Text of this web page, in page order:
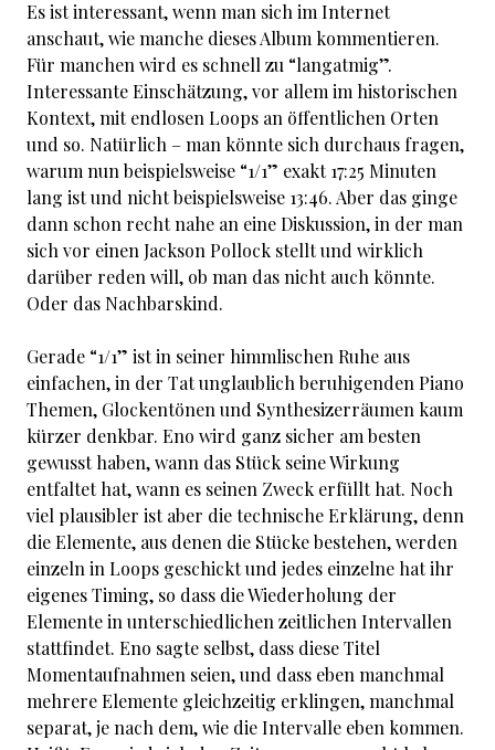
Es ist interessant, wenn man sich im Internet
anschaut, wie manche dieses Album kommentieren.
Für manchen wird es schnell zu “langatmig”.
Interessante Einschätzung, vor allem im historischen
Kontext, mit endlosen Loops an öffentlichen Orten
und so. Natürlich – man könnte sich durchaus fragen,
warum nun beispielsweise “1/1” exakt 17:25 Minuten
lang ist und nicht beispielsweise 13:46. Aber das ginge
dann schon recht nahe an eine Diskussion, in der man
sich vor einen Jackson Pollock stellt und wirklich
darüber reden will, ob man das nicht auch könnte.
Oder das Nachbarskind.
Gerade “1/1” ist in seiner himmlischen Ruhe aus
einfachen, in der Tat unglaublich beruhigenden Piano
Themen, Glockentönen und Synthesizerräumen kaum
kürzer denkbar. Eno wird ganz sicher am besten
gewusst haben, wann das Stück seine Wirkung
entfaltet hat, wann es seinen Zweck erfüllt hat. Noch
viel plausibler ist aber die technische Erklärung, denn
die Elemente, aus denen die Stücke bestehen, werden
einzeln in Loops geschickt und jedes einzelne hat ihr
eigenes Timing, so dass die Wiederholung der
Elemente in unterschiedlichen zeitlichen Intervallen
stattfindet. Eno sagte selbst, dass diese Titel
Momentaufnahmen seien, und dass eben manchmal
mehrere Elemente gleichzeitig erklingen, manchmal
separat, je nach dem, wie die Intervalle eben kommen.